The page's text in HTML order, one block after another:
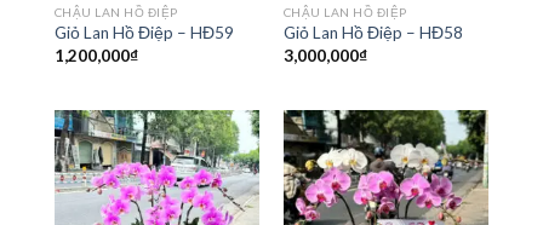
CHẬU LAN HỒ ĐIỆP
Giỏ Lan Hồ Điệp – HĐ59
1,200,000₫
CHẬU LAN HỒ ĐIỆP
Giỏ Lan Hồ Điệp – HĐ58
3,000,000₫